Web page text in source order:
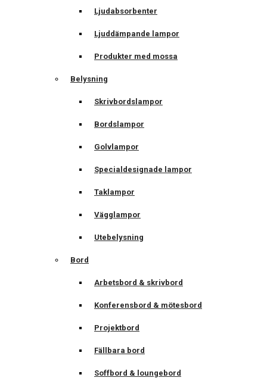
Ljudabsorbenter
Ljuddämpande lampor
Produkter med mossa
Belysning
Skrivbordslampor
Bordslampor
Golvlampor
Specialdesignade lampor
Taklampor
Vägglampor
Utebelysning
Bord
Arbetsbord & skrivbord
Konferensbord & mötesbord
Projektbord
Fällbara bord
Soffbord & loungebord